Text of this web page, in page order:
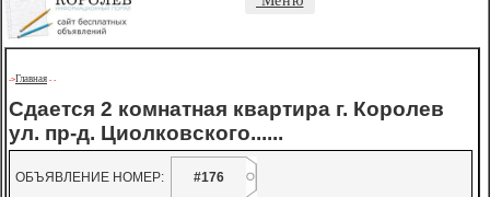
->Главная - -
Сдается 2 комнатная квартира г. Королев
ул. пр-д. Циолковского......
ОБЪЯВЛЕНИЕ НОМЕР:
#176